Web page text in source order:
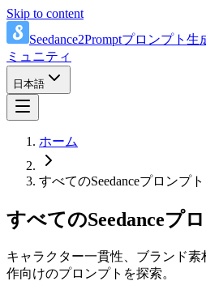
Skip to content
Seedance2Promptプロンプト 生
ミュニティ
日本語
ホーム
すべてのSeedanceプロンプト
すべてのSeedanceプ
キャラクター一貫性、ブランド素
作向けのプロンプトを探索。